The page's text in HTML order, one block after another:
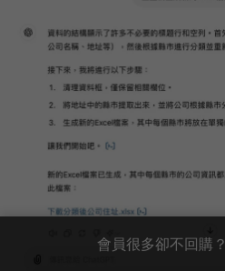
會員很多卻不回購？